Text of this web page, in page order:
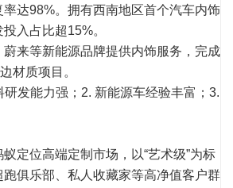
达98%。拥有西南地区首个汽车内饰
入占比超15%。
来等新能源品牌提供内饰服务，完成
材质项目。
发能力强；2. 新能源车经验丰富；3.
定位高端定制市场，以“艺术级”为标
俱乐部、私人收藏家等高净值客户群